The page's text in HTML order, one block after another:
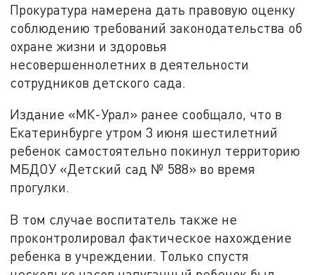
Прокуратура намерена дать правовую оценку
соблюдению требований законодательства об
охране жизни и здоровья
несовершеннолетних в деятельности
сотрудников детского сада.
Издание «МК-Урал» ранее сообщало, что в
Екатеринбурге утром 3 июня шестилетний
ребенок самостоятельно покинул территорию
МБДОУ «Детский сад № 588» во время
прогулки.
В том случае воспитатель также не
проконтролировал фактическое нахождение
ребенка в учреждении. Только спустя